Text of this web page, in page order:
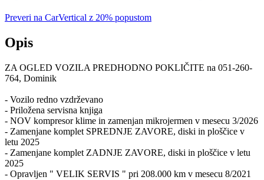
Preveri na CarVertical z 20% popustom
Opis
ZA OGLED VOZILA PREDHODNO POKLIČITE na 051-260-
764, Dominik
- Vozilo redno vzdrževano
- Priložena servisna knjiga
- NOV kompresor klime in zamenjan mikrojermen v mesecu 3/2026
- Zamenjane komplet SPREDNJE ZAVORE, diski in ploščice v
letu 2025
- Zamenjane komplet ZADNJE ZAVORE, diski in ploščice v letu
2025
- Opravljen " VELIK SERVIS " pri 208.000 km v mesecu 8/2021